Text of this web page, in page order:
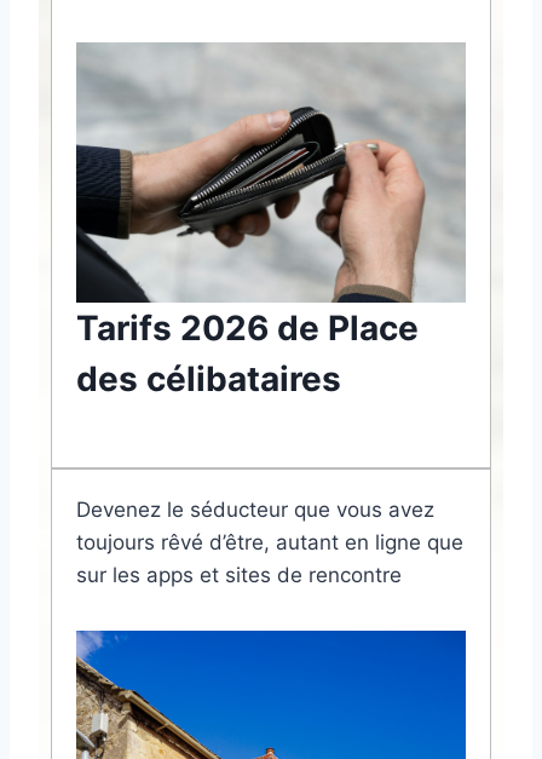
Tarifs 2026 de Place
des célibataires
Devenez le séducteur que vous avez
toujours rêvé d’être, autant en ligne que
sur les apps et sites de rencontre